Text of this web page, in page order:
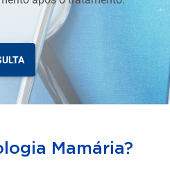
Mamária?